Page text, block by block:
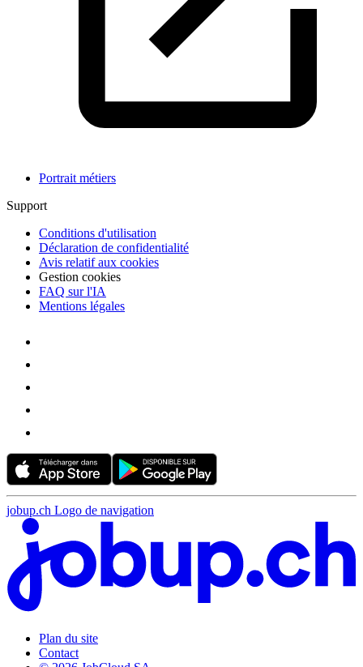
Portrait métiers
Support
Conditions d'utilisation
Déclaration de confidentialité
Avis relatif aux cookies
Gestion cookies
FAQ sur l'IA
Mentions légales
jobup.ch Logo de navigation
Plan du site
Contact